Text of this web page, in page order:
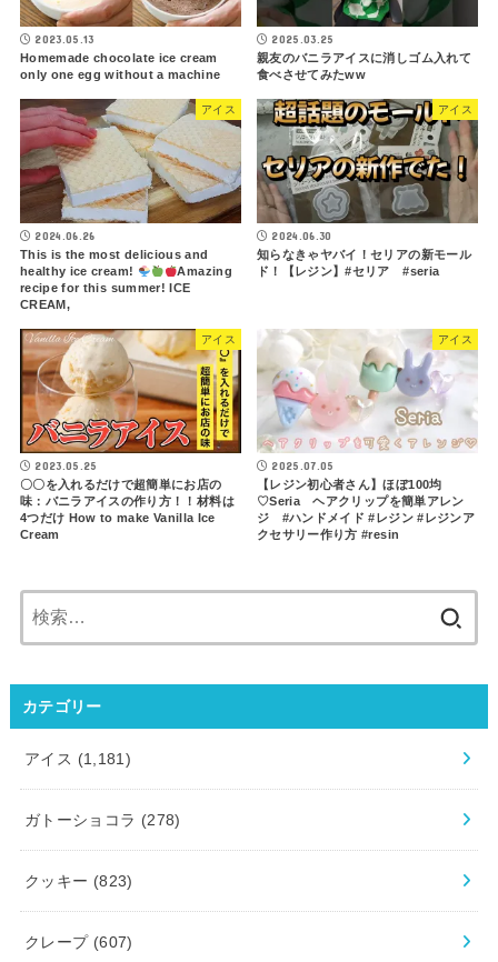
2023.05.13
Homemade chocolate ice cream
only one egg without a machine
2025.03.25
親友のバニラアイスに消しゴム入れて
食べさせてみたww
アイス
2024.06.26
This is the most delicious and
healthy ice cream!
Amazing
recipe for this summer! ICE
CREAM,
アイス
2024.06.30
知らなきゃヤバイ！セリアの新モール
ド！【レジン】#セリア #seria
アイス
2023.05.25
〇〇を入れるだけで超簡単にお店の
味：バニラアイスの作り方！！材料は
4つだけ How to make Vanilla Ice
Cream
アイス
2025.07.05
【レジン初心者さん】ほぼ100均
♡Seria ヘアクリップを簡単アレン
ジ #ハンドメイド #レジン #レジンア
クセサリー作り方 #resin
カテゴリー
アイス (1,181)
ガトーショコラ (278)
クッキー (823)
クレープ (607)